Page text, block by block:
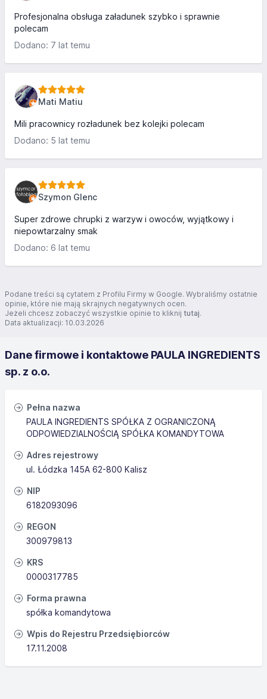
Profesjonalna obsługa załadunek szybko i sprawnie
polecam
Dodano: 7 lat temu
Mati Matiu
Mili pracownicy rozładunek bez kolejki polecam
Dodano: 5 lat temu
Szymon Glenc
Super zdrowe chrupki z warzyw i owoców, wyjątkowy i
niepowtarzalny smak
Dodano: 6 lat temu
Podane treści są cytatem z Profilu Firmy w Google. Wybraliśmy ostatnie
opinie, które nie mają skrajnych negatywnych ocen.
Jeżeli chcesz zobaczyć wszystkie opinie to kliknij tutaj.
Data aktualizacji: 10.03.2026
Dane firmowe i kontaktowe PAULA INGREDIENTS
sp. z o.o.
Pełna nazwa
PAULA INGREDIENTS SPÓŁKA Z OGRANICZONĄ
ODPOWIEDZIALNOŚCIĄ SPÓŁKA KOMANDYTOWA
Adres rejestrowy
ul. Łódzka 145A 62-800 Kalisz
NIP
6182093096
REGON
300979813
KRS
0000317785
Forma prawna
spółka komandytowa
Wpis do Rejestru Przedsiębiorców
17.11.2008